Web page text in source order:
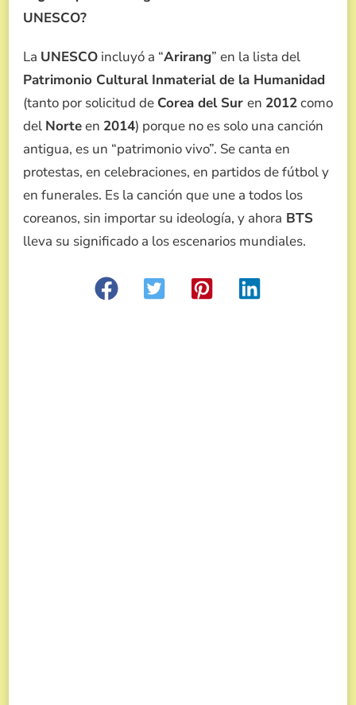
UNESCO?
La UNESCO incluyó a “Arirang” en la lista del
Patrimonio Cultural Inmaterial de la Humanidad
(tanto por solicitud de Corea del Sur en 2012como
del Norteen 2014) porque no es solo una canción
antigua, es un “patrimonio vivo”. Se canta en
protestas, en celebraciones, en partidos de fútbol y
en funerales. Es la canción que une a todos los
coreanos, sin importar su ideología, y ahora BTS
lleva su significado a los escenarios mundiales.